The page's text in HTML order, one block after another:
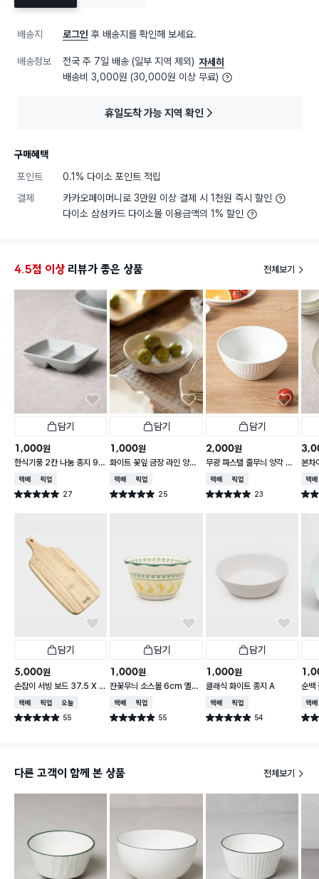
배송지 로그인 후 배송지를 확인해 보세요.
배송정보 전국 주 7일 배송 (일부 지역 제외) 자세히
배송비 3,000원 (30,000원 이상 무료)
휴일도착 가능 지역 확인
구매혜택
포인트
0.1% 다이소 포인트 적립
결제
카카오페이머니로 3만원 이상 결제 시 1천원 즉시 할인
다이소 삼성카드 다이소몰 이용금액의 1% 할인
4.5점 이상 리뷰가 좋은 상품 전체보기
담기
1,000원
한식기풍 2칸 나눔 종지 9 c
m
택배배송매장픽업
별점 5.0점 27
건 작성
담기
1,000원
화이트 꽃잎 금장 라인 양각
종지 10 cm
택배배송매장픽업
별점 5.0점 25
건 작성
담기
2,000원
무광 파스텔 줄무늬 양각 대
접 13 cm
택배배송매장픽업
별점 5.0점 23
건 작성
본차
접
택배
별점
담기
5,000원
손잡이 서빙 보드 37.5 X 1
7.5 cm
택배배송매장픽업오늘배송
별점 4.9점 55
건 작성
담기
1,000원
잔꽃무늬 소스볼 6cm 옐로
우
택배배송매장픽업
별점 4.9점 55
건 작성
담기
1,000원
클래식 화이트 종지 A
택배배송매장픽업
별점 4.9점 54
건 작성
순백
택배
별점
다른 고객이 함께 본 상품 전체보기